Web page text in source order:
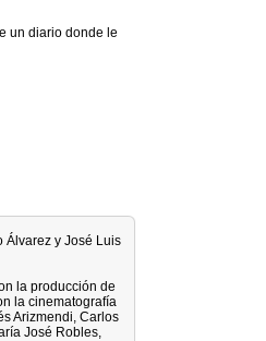
un diario donde le
Álvarez y José Luis
la producción de
la cinematografía
Arizmendi, Carlos
José Robles,